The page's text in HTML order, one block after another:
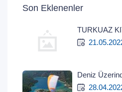
Son Eklenenler
TURKUAZ
Deniz